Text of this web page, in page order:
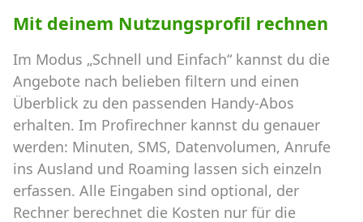
Mit deinem Nutzungsprofil rechnen
Im Modus „Schnell und Einfach“ kannst du die
Angebote nach belieben filtern und einen
Überblick zu den passenden Handy-Abos
erhalten. Im Profirechner kannst du genauer
werden: Minuten, SMS, Datenvolumen, Anrufe
ins Ausland und Roaming lassen sich einzeln
erfassen. Alle Eingaben sind optional, der
Rechner berechnet die Kosten nur für die